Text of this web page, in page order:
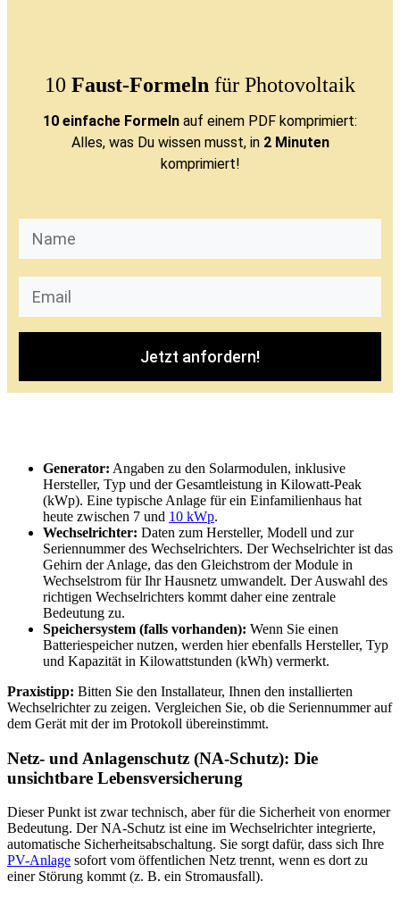
10 Faust-Formeln für Photovoltaik
10 einfache Formeln auf einem PDF komprimiert:
Alles, was Du wissen musst, in 2 Minuten
komprimiert!
Jetzt anfordern!
Generator: Angaben zu den Solarmodulen, inklusive
Hersteller, Typ und der Gesamtleistung in Kilowatt-Peak
(kWp). Eine typische Anlage für ein Einfamilienhaus hat
heute zwischen 7 und 10 kWp.
Wechselrichter: Daten zum Hersteller, Modell und zur
Seriennummer des Wechselrichters. Der Wechselrichter ist das
Gehirn der Anlage, das den Gleichstrom der Module in
Wechselstrom für Ihr Hausnetz umwandelt. Der Auswahl des
richtigen Wechselrichters kommt daher eine zentrale
Bedeutung zu.
Speichersystem (falls vorhanden): Wenn Sie einen
Batteriespeicher nutzen, werden hier ebenfalls Hersteller, Typ
und Kapazität in Kilowattstunden (kWh) vermerkt.
Praxistipp: Bitten Sie den Installateur, Ihnen den installierten
Wechselrichter zu zeigen. Vergleichen Sie, ob die Seriennummer auf
dem Gerät mit der im Protokoll übereinstimmt.
Netz- und Anlagenschutz (NA-Schutz): Die
unsichtbare Lebensversicherung
Dieser Punkt ist zwar technisch, aber für die Sicherheit von enormer
Bedeutung. Der NA-Schutz ist eine im Wechselrichter integrierte,
automatische Sicherheitsabschaltung. Sie sorgt dafür, dass sich Ihre
PV-Anlage sofort vom öffentlichen Netz trennt, wenn es dort zu
einer Störung kommt (z. B. ein Stromausfall).